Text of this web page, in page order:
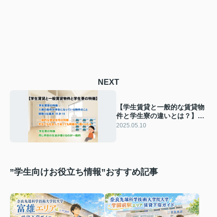
NEXT
【学生賃貸と一般的な賃貸物
件と学生寮の違いとは？】メ
リットとデメリットをご紹介
2025.05.10
”学生向けお役立ち情報”おすすめ記事